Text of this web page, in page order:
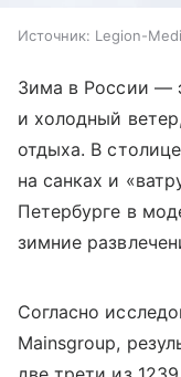
Источник: Legion-
Зима в России —
и холодный
отдыха. В
на санках и
Петербурге в
зимние
Согласно
Mainsgroup,